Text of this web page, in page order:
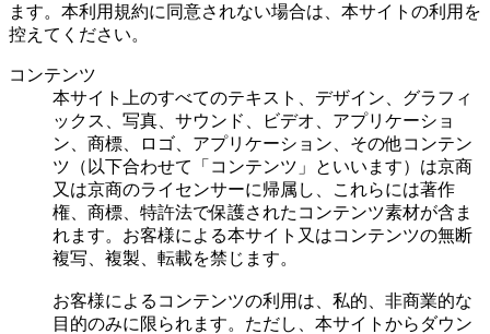
ます。本利用規約に同意されない場合は、本サイトの利用を
控えてください。
コンテンツ
本サイト上のすべてのテキスト、デザイン、グラフィ
ックス、写真、サウンド、ビデオ、アプリケーショ
ン、商標、ロゴ、アプリケーション、その他コンテン
ツ（以下合わせて「コンテンツ」といいます）は京商
又は京商のライセンサーに帰属し、これらには著作
権、商標、特許法で保護されたコンテンツ素材が含ま
れます。お客様による本サイト又はコンテンツの無断
複写、複製、転載を禁じます。
お客様によるコンテンツの利用は、私的、非商業的な
目的のみに限られます。ただし、本サイトからダウン